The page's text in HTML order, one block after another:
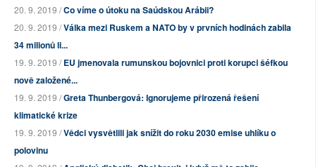
20. 9. 2019 /Co víme o útoku na Saúdskou Arábii?
20. 9. 2019 /Válka mezi Ruskem a NATO by v prvních hodinách zabila
34 milionů li...
19. 9. 2019 /EU jmenovala rumunskou bojovnici proti korupci šéfkou
nově založené...
19. 9. 2019 /Greta Thunbergová: Ignorujeme přirozená řešení
klimatické krize
19. 9. 2019 /Vědci vysvětlili jak snížit do roku 2030 emise uhlíku o
polovinu